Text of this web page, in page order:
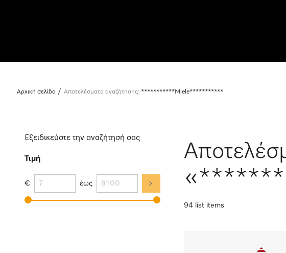
Αρχική σελίδα Αποτελέσματα αναζήτησης: ***********Miele***********
Εξειδικεύστε την αναζήτησή σας
Τιμή
€ έως
94 list items